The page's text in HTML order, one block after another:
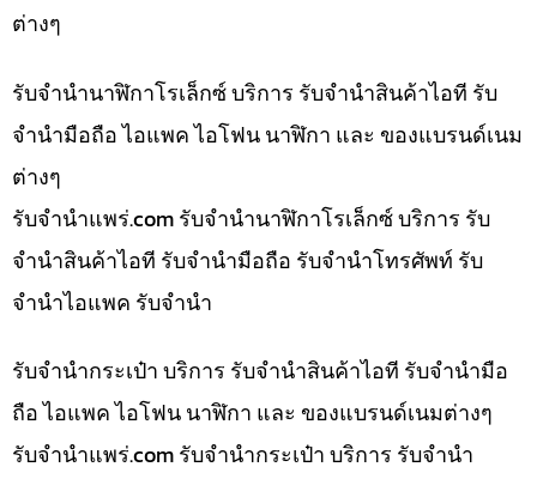
ต่างๆ
รับจำนำนาฬิกาโรเล็กซ์ บริการ รับจำนำสินค้าไอที รับ
จำนำมือถือ ไอแพค ไอโฟน นาฬิกา และ ของแบรนด์เนม
ต่างๆ
รับจํานําแพร่.com รับจำนำนาฬิกาโรเล็กซ์ บริการ รับ
จำนำสินค้าไอที รับจำนำมือถือ รับจำนำโทรศัพท์ รับ
จำนำไอแพค รับจำนำ
รับจำนำกระเป๋า บริการ รับจำนำสินค้าไอที รับจำนำมือ
ถือ ไอแพค ไอโฟน นาฬิกา และ ของแบรนด์เนมต่างๆ
รับจํานําแพร่.com รับจำนำกระเป๋า บริการ รับจำนำ